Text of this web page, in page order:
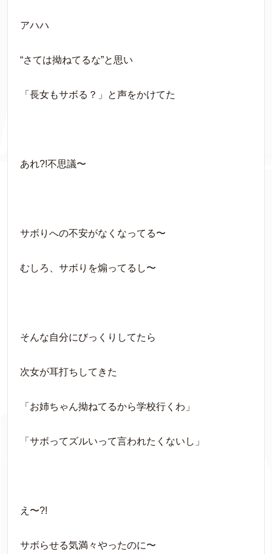
アハハ
“さては拗ねてるな”と思い
「長女もサボる？」と声をかけてた
あれ?!不思議〜
サボりへの不安がなくなってる〜
むしろ、サボりを煽ってるし〜
そんな自分にびっくりしてたら
次女が耳打ちしてきた
「お姉ちゃん拗ねてるから学校行くわ」
「サボってズルいって言われたくないし」
え〜?!
サボらせる気満々やったのに〜